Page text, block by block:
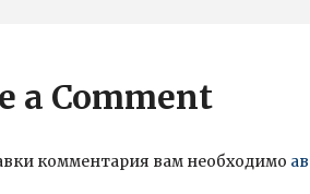
a Comment
комментария вам необходимо